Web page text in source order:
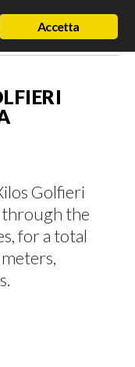
Golfieri
the
for a total
Accetta